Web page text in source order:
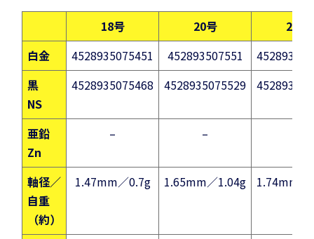
18号 20号
22号
白金
4528935075451 452893507551
黒
NS
4528935075468 4528935075529
亜鉛
Zn
– –
軸径／
自重
（約）
1.47mm／0.7g 1.65mm／1.04g 1.74mm／